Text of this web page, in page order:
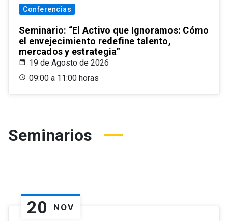
Conferencias
Seminario: “El Activo que Ignoramos: Cómo
el envejecimiento redefine talento,
mercados y estrategia”
19 de Agosto de 2026
09:00 a 11:00 horas
Seminarios
20 NOV